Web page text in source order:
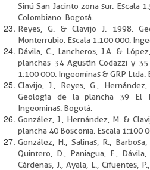
Sinú San Jacinto zona sur. Escala
Colombiano. Bogotá.
Reyes, G. & Clavijo J. 1998.
Monterrubio. Escala 1:100 000.
Dávila, C., Lancheros, J.A. &
planchas 34 Agustín Codazzi y
1:100 000. Ingeominas & GRP Ltda.
Clavijo, J., Reyes, G.,
Geología de la plancha 39 El
Ingeominas. Bogotá.
González, J., Hernández, M. &
plancha 40 Bosconia. Escala 1:100
González, H., Salinas, R., Barbosa,
Quintero, D., Paniagua, F., Dávila,
Cárdenas, J., Ayala, L., Cifuentes,